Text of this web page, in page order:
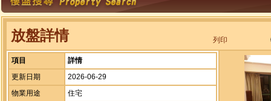
放盤詳情 列印
項目
詳情
更新日期
2026-06-29
物業用途
住宅